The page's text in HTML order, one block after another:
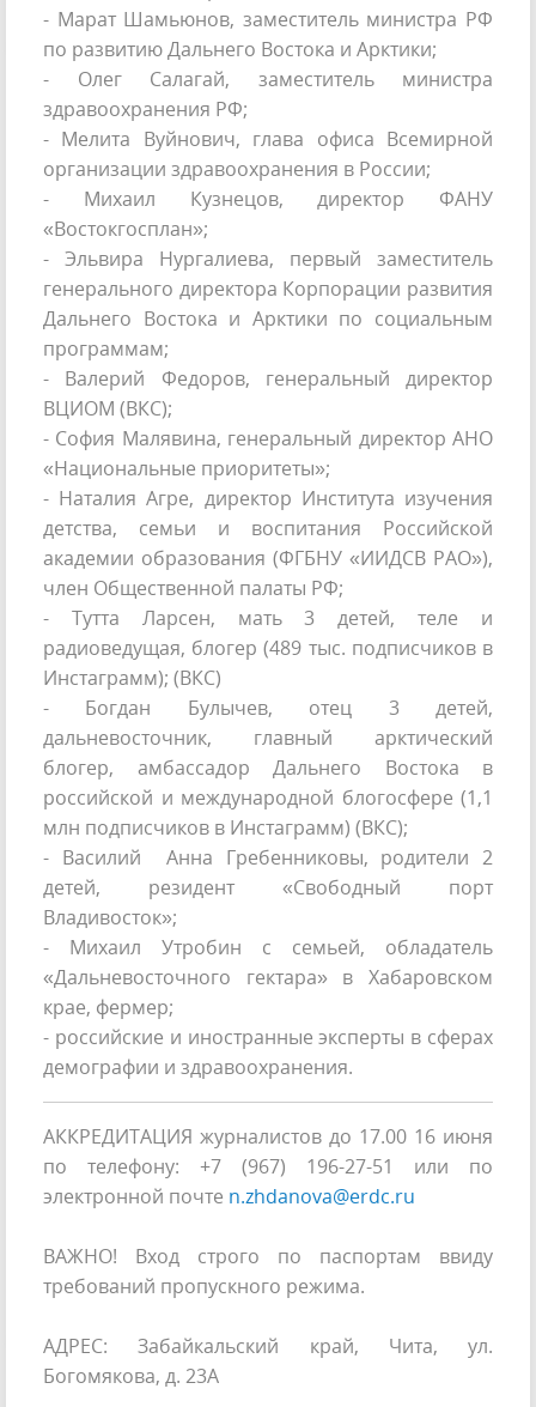
- Марат Шамьюнов, заместитель министра РФ
по развитию Дальнего Востока и Арктики;
- Олег Салагай, заместитель министра
здравоохранения РФ;
- Мелита Вуйнович, глава офиса Всемирной
организации здравоохранения в России;
- Михаил Кузнецов, директор ФАНУ
«Востокгосплан»;
- Эльвира Нургалиева, первый заместитель
генерального директора Корпорации развития
Дальнего Востока и Арктики по социальным
программам;
- Валерий Федоров, генеральный директор
ВЦИОМ (ВКС);
- София Малявина, генеральный директор АНО
«Национальные приоритеты»;
- Наталия Агре, директор Института изучения
детства, семьи и воспитания Российской
академии образования (ФГБНУ «ИИДСВ РАО»),
член Общественной палаты РФ;
- Тутта Ларсен, мать 3 детей, теле и
радиоведущая, блогер (489 тыс. подписчиков в
Инстаграмм); (ВКС)
- Богдан Булычев, отец 3 детей,
дальневосточник, главный арктический
блогер, амбассадор Дальнего Востока в
российской и международной блогосфере (1,1
млн подписчиков в Инстаграмм) (ВКС);
- Василий Анна Гребенниковы, родители 2
детей, резидент «Свободный порт
Владивосток»;
- Михаил Утробин с семьей, обладатель
«Дальневосточного гектара» в Хабаровском
крае, фермер;
- российские и иностранные эксперты в сферах
демографии и здравоохранения.
АККРЕДИТАЦИЯ журналистов до 17.00 16 июня
по телефону: +7 (967) 196-27-51 или по
электронной почте n.zhdanova@erdc.ru
ВАЖНО! Вход строго по паспортам ввиду
требований пропускного режима.
АДРЕС: Забайкальский край, Чита, ул.
Богомякова, д. 23А